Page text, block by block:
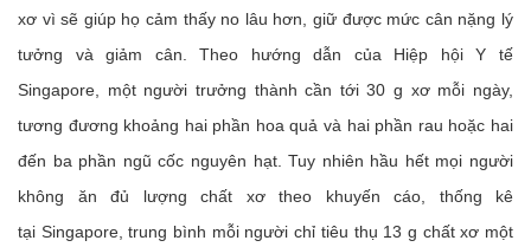
xơ vì sẽ giúp họ cảm thấy no lâu hơn, giữ được mức cân nặng lý
tưởng và giảm cân. Theo hướng dẫn của Hiệp hội Y tế
Singapore, một người trưởng thành cần tới 30 g xơ mỗi ngày,
tương đương khoảng hai phần hoa quả và hai phần rau hoặc hai
đến ba phần ngũ cốc nguyên hạt. Tuy nhiên hầu hết mọi người
không ăn đủ lượng chất xơ theo khuyến cáo, thống kê
tại Singapore, trung bình mỗi người chỉ tiêu thụ 13 g chất xơ một